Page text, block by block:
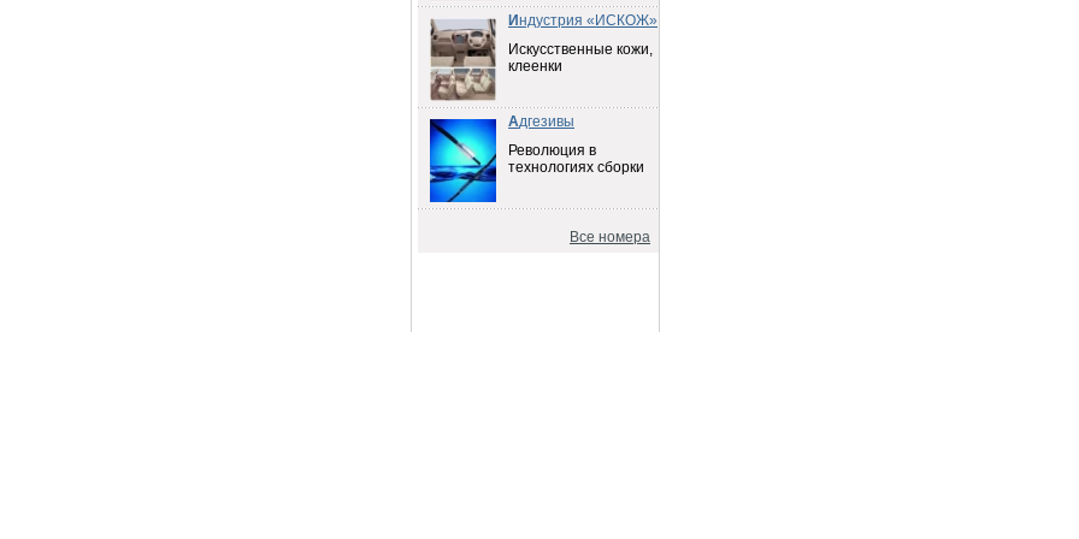
Индустрия «ИСКОЖ»
Искусственные кожи,
клеенки
Адгезивы
Революция в
технологиях сборки
Все номера